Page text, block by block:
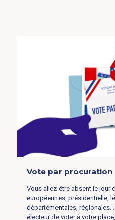
Vote par procuration
Vous allez être absent le jour
européennes, présidentielle,
départementales,
électeur de voter à votre place,